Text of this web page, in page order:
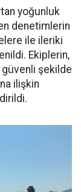
yoğunluk
denetimlerin
ile ileriki
Ekiplerin,
güvenli şekilde
ilişkin